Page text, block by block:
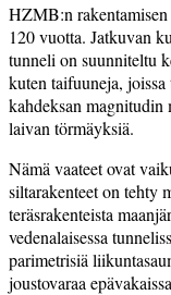
HZMB:n rakentamisen
120 vuotta. Jatkuvan
tunneli on suunniteltu
kuten taifuuneja,
kahdeksan magnitudin
laivan törmäyksiä.
Nämä vaateet ovat
siltarakenteet on tehty
teräsrakenteista
vedenalaisessa
parimetrisiä
joustovaraa